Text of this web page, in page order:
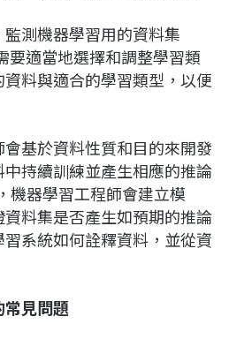
測機器學習用的資料集
要適當地選擇和調整學習類
料與適合的學習類型，以便
基於資料性質和目的來開發
持續訓練並產生相應的推論
機器學習工程師會建立模
料集是否產生如預期的推論
系統如何詮釋資料，並從資
常見問題